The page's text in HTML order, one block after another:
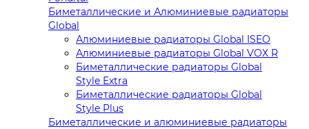
Биметаллические и Алюминиевые радиаторы
Global
Алюминиевые радиаторы Global ISEO
Алюминиевые радиаторы Global VOX R
Биметаллические радиаторы Global
Style Extra
Биметаллические радиаторы Global
Style Plus
Биметаллические и алюминиевые радиаторы